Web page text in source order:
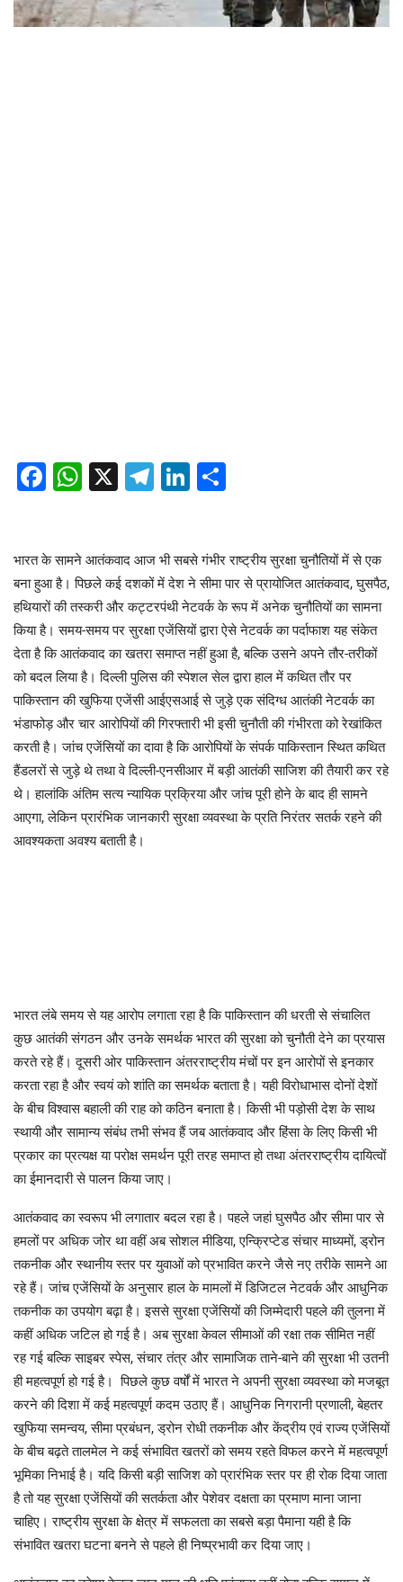
Facebook
WhatsApp
X Telegram
LinkedIn
भारत के सामने आतंकवाद आज भी सबसे गंभीर राष्ट्रीय सुरक्षा चुनौतियों में से एक
बना हुआ है। पिछले कई दशकों में देश ने सीमा पार से प्रायोजित आतंकवाद, घुसपैठ,
हथियारों की तस्करी और कट्टरपंथी नेटवर्क के रूप में अनेक चुनौतियों का सामना
किया है। समय-समय पर सुरक्षा एजेंसियों द्वारा ऐसे नेटवर्क का पर्दाफाश यह संकेत
देता है कि आतंकवाद का खतरा समाप्त नहीं हुआ है, बल्कि उसने अपने तौर-तरीकों
को बदल लिया है। दिल्ली पुलिस की स्पेशल सेल द्वारा हाल में कथित तौर पर
पाकिस्तान की खुफिया एजेंसी आईएसआई से जुड़े एक संदिग्ध आतंकी नेटवर्क का
भंडाफोड़ और चार आरोपियों की गिरफ्तारी भी इसी चुनौती की गंभीरता को रेखांकित
करती है। जांच एजेंसियों का दावा है कि आरोपियों के संपर्क पाकिस्तान स्थित कथित
हैंडलरों से जुड़े थे तथा वे दिल्ली-एनसीआर में बड़ी आतंकी साजिश की तैयारी कर रहे
थे। हालांकि अंतिम सत्य न्यायिक प्रक्रिया और जांच पूरी होने के बाद ही सामने
आएगा, लेकिन प्रारंभिक जानकारी सुरक्षा व्यवस्था के प्रति निरंतर सतर्क रहने की
आवश्यकता अवश्य बताती है।
भारत लंबे समय से यह आरोप लगाता रहा है कि पाकिस्तान की धरती से संचालित
कुछ आतंकी संगठन और उनके समर्थक भारत की सुरक्षा को चुनौती देने का प्रयास
करते रहे हैं। दूसरी ओर पाकिस्तान अंतरराष्ट्रीय मंचों पर इन आरोपों से इनकार
करता रहा है और स्वयं को शांति का समर्थक बताता है। यही विरोधाभास दोनों देशों
के बीच विश्वास बहाली की राह को कठिन बनाता है। किसी भी पड़ोसी देश के साथ
स्थायी और सामान्य संबंध तभी संभव हैं जब आतंकवाद और हिंसा के लिए किसी भी
प्रकार का प्रत्यक्ष या परोक्ष समर्थन पूरी तरह समाप्त हो तथा अंतरराष्ट्रीय दायित्वों
का ईमानदारी से पालन किया जाए।
आतंकवाद का स्वरूप भी लगातार बदल रहा है। पहले जहां घुसपैठ और सीमा पार से
हमलों पर अधिक जोर था वहीं अब सोशल मीडिया, एन्क्रिप्टेड संचार माध्यमों, ड्रोन
तकनीक और स्थानीय स्तर पर युवाओं को प्रभावित करने जैसे नए तरीके सामने आ
रहे हैं। जांच एजेंसियों के अनुसार हाल के मामलों में डिजिटल नेटवर्क और आधुनिक
तकनीक का उपयोग बढ़ा है। इससे सुरक्षा एजेंसियों की जिम्मेदारी पहले की तुलना में
कहीं अधिक जटिल हो गई है। अब सुरक्षा केवल सीमाओं की रक्षा तक सीमित नहीं
रह गई बल्कि साइबर स्पेस, संचार तंत्र और सामाजिक ताने-बाने की सुरक्षा भी उतनी
ही महत्वपूर्ण हो गई है। पिछले कुछ वर्षों में भारत ने अपनी सुरक्षा व्यवस्था को मजबूत
करने की दिशा में कई महत्वपूर्ण कदम उठाए हैं। आधुनिक निगरानी प्रणाली, बेहतर
खुफिया समन्वय, सीमा प्रबंधन, ड्रोन रोधी तकनीक और केंद्रीय एवं राज्य एजेंसियों
के बीच बढ़ते तालमेल ने कई संभावित खतरों को समय रहते विफल करने में महत्वपूर्ण
भूमिका निभाई है। यदि किसी बड़ी साजिश को प्रारंभिक स्तर पर ही रोक दिया जाता
है तो यह सुरक्षा एजेंसियों की सतर्कता और पेशेवर दक्षता का प्रमाण माना जाना
चाहिए। राष्ट्रीय सुरक्षा के क्षेत्र में सफलता का सबसे बड़ा पैमाना यही है कि
संभावित खतरा घटना बनने से पहले ही निष्प्रभावी कर दिया जाए।